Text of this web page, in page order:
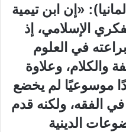
«إن ابن تيمية
الإسلامي، إذ
في العلوم
والكلام، وعلاوة
موسوعيًا لم يخضع
الفقه، ولكنه قدم
الدينية